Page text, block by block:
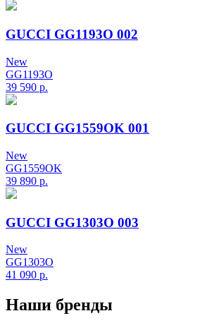
GUCCI GG1193O 002
New
GG1193O
39 590 р.
GUCCI GG1559OK 001
New
GG1559OK
39 890 р.
GUCCI GG1303O 003
New
GG1303O
41 090 р.
Наши бренды